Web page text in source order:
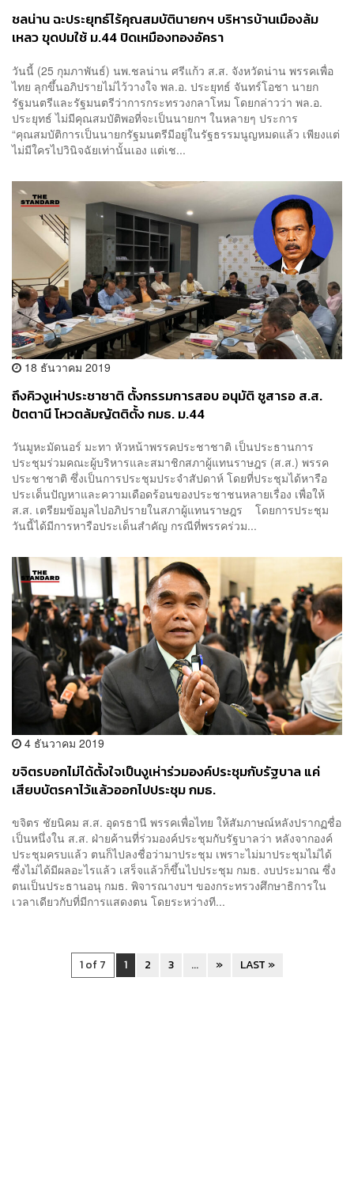
ชลน่าน ฉะประยุทธ์ไร้คุณสมบัตินายกฯ บริหารบ้านเมืองล้ม
เหลว ขุดปมใช้ ม.44 ปิดเหมืองทองอัครา
วันนี้ (25 กุมภาพันธ์) นพ.ชลน่าน ศรีแก้ว ส.ส. จังหวัดน่าน พรรคเพื่อ
ไทย ลุกขึ้นอภิปรายไม่ไว้วางใจ พล.อ. ประยุทธ์ จันทร์โอชา นายก
รัฐมนตรีและรัฐมนตรีว่าการกระทรวงกลาโหม โดยกล่าวว่า พล.อ.
ประยุทธ์ ไม่มีคุณสมบัติพอที่จะเป็นนายกฯ ในหลายๆ ประการ
“คุณสมบัติการเป็นนายกรัฐมนตรีมีอยู่ในรัฐธรรมนูญหมดแล้ว เพียงแต่
ไม่มีใครไปวินิจฉัยเท่านั้นเอง แต่เช...
18 ธันวาคม 2019
ถึงคิวงูเห่าประชาชาติ ตั้งกรรมการสอบ อนุมัติ ซูสารอ ส.ส.
ปัตตานี โหวตล้มญัตติตั้ง กมธ. ม.44
วันมูหะมัดนอร์ มะทา หัวหน้าพรรคประชาชาติ เป็นประธานการ
ประชุมร่วมคณะผู้บริหารและสมาชิกสภาผู้แทนราษฎร (ส.ส.) พรรค
ประชาชาติ ซึ่งเป็นการประชุมประจำสัปดาห์ โดยที่ประชุมได้หารือ
ประเด็นปัญหาและความเดือดร้อนของประชาชนหลายเรื่อง เพื่อให้
ส.ส. เตรียมข้อมูลไปอภิปรายในสภาผู้แทนราษฎร โดยการประชุม
วันนี้ได้มีการหารือประเด็นสำคัญ กรณีที่พรรคร่วม...
4 ธันวาคม 2019
ขจิตรบอกไม่ได้ตั้งใจเป็นงูเห่าร่วมองค์ประชุมกับรัฐบาล แค่
เสียบบัตรคาไว้แล้วออกไปประชุม กมธ.
ขจิตร ชัยนิคม ส.ส. อุดรธานี พรรคเพื่อไทย ให้สัมภาษณ์หลังปรากฏชื่อ
เป็นหนึ่งใน ส.ส. ฝ่ายค้านที่ร่วมองค์ประชุมกับรัฐบาลว่า หลังจากองค์
ประชุมครบแล้ว ตนก็ไปลงชื่อว่ามาประชุม เพราะไม่มาประชุมไม่ได้
ซึ่งไม่ได้มีผลอะไรแล้ว เสร็จแล้วก็ขึ้นไปประชุม กมธ. งบประมาณ ซึ่ง
ตนเป็นประธานอนุ กมธ. พิจารณางบฯ ของกระทรวงศึกษาธิการใน
เวลาเดียวกับที่มีการแสดงตน โดยระหว่างที...
1 of 7 1 2 3 ... » LAST »